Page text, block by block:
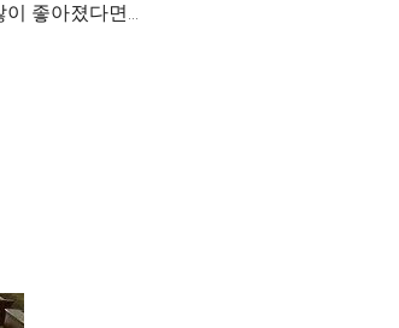
좋아졌다면...